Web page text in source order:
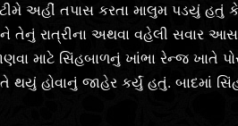
અહીં તપાસ કરતા માલુમ પડયું
તેનું રાત્રીના અથવા વહેલી સવાર
માટે સિંહબાળનું ખાંભા રેન્જ ખાતે
થયું હોવાનું જાહેર કર્યું હતું. બાદમાં